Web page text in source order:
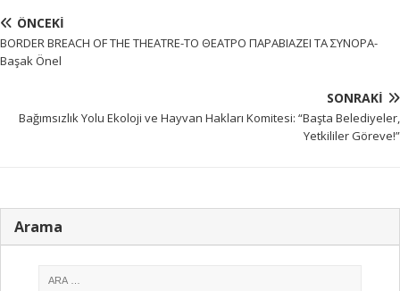
ÖNCEKI
BORDER BREACH OF THE THEATRE-ΤΟ ΘEΑΤΡΟ ΠΑΡΑΒIΑΖEI ΤΑ ΣΥΝΟΡΑ-
Başak Önel
SONRAKI
Bağımsızlık Yolu Ekoloji ve Hayvan Hakları Komitesi: “Başta Belediyeler,
Yetkililer Göreve!”
Arama